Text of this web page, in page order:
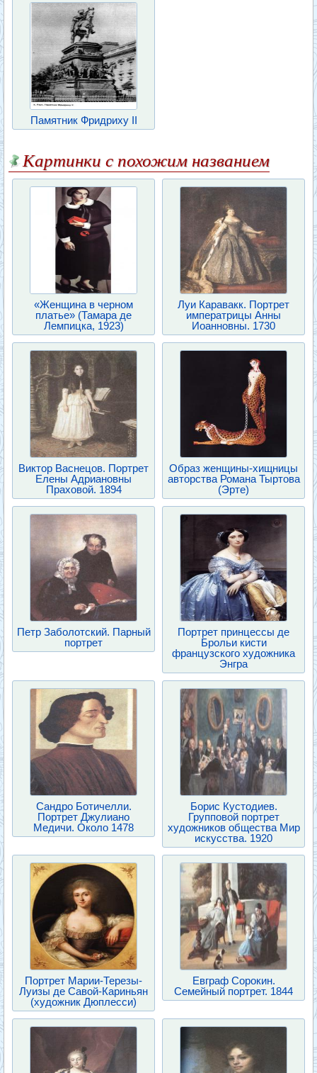
Памятник Фридриху II
Картинки с похожим названием
«Женщина в черном
платье» (Тамара де
Лемпицка, 1923)
Луи Каравакк. Портрет
императрицы Анны
Иоанновны. 1730
Виктор Васнецов. Портрет
Елены Адриановны
Праховой. 1894
Образ женщины-хищницы
авторства Романа Тыртова
(Эрте)
Петр Заболотский. Парный
портрет
Портрет принцессы де
Брольи кисти
французского художника
Энгра
Сандро Ботичелли.
Портрет Джулиано
Медичи. Около 1478
Борис Кустодиев.
Групповой портрет
художников общества Мир
искусства. 1920
Портрет Марии-Терезы-
Луизы де Савой-Кариньян
(художник Дюплесси)
Евграф Сорокин.
Семейный портрет. 1844